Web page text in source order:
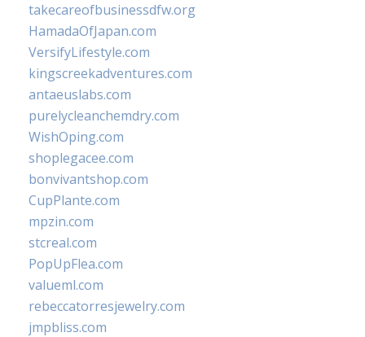
takecareofbusinessdfw.org
HamadaOfJapan.com
VersifyLifestyle.com
kingscreekadventures.com
antaeuslabs.com
purelycleanchemdry.com
WishOping.com
shoplegacee.com
bonvivantshop.com
CupPlante.com
mpzin.com
stcreal.com
PopUpFlea.com
valueml.com
rebeccatorresjewelry.com
jmpbliss.com